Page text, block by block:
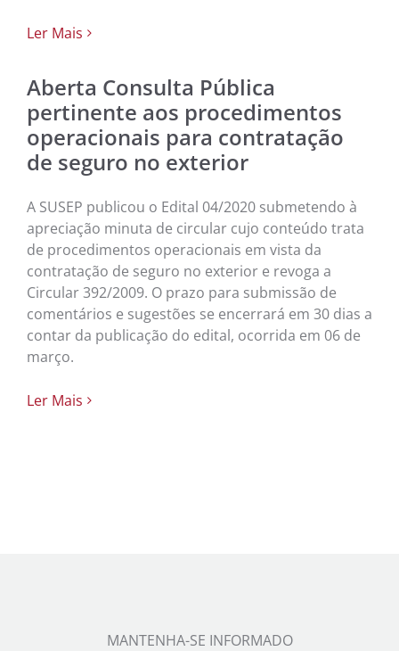
Ler Mais
Aberta Consulta Pública
pertinente aos procedimentos
operacionais para contratação
de seguro no exterior
A SUSEP publicou o Edital 04/2020 submetendo à
apreciação minuta de circular cujo conteúdo trata
de procedimentos operacionais em vista da
contratação de seguro no exterior e revoga a
Circular 392/2009. O prazo para submissão de
comentários e sugestões se encerrará em 30 dias a
contar da publicação do edital, ocorrida em 06 de
março.
Ler Mais
MANTENHA-SE INFORMADO